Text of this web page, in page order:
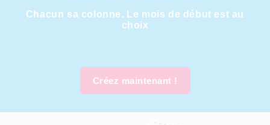
Chacun sa colonne. Le mois de début est au
choix
Créez maintenant !